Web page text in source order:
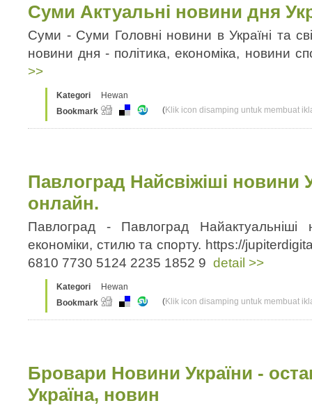
Суми Актуальні новини дня
Суми - Суми Головні новини в Україні та
новини дня - політика, економіка, новини
>>
Kategori
Hewan
Bookmark
(Klik icon disamping untuk membuat
Павлоград Найсвіжіші новини
онлайн.
Павлоград - Павлоград Найактуальніші
економіки, стилю та спорту. https://
6810 7730 5124 2235 1852 9 detail >>
Kategori
Hewan
Bookmark
(Klik icon disamping untuk membuat
Бровари Новини України -
Україна, новин